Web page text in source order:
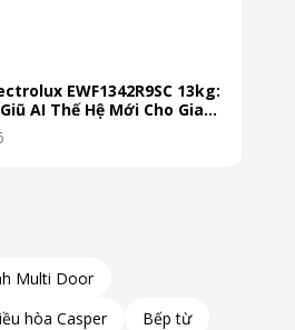
EWF1342R9SC 13kg:
AI Thế Hệ Mới Cho Gia
Multi Door
hòa Casper
Bếp từ